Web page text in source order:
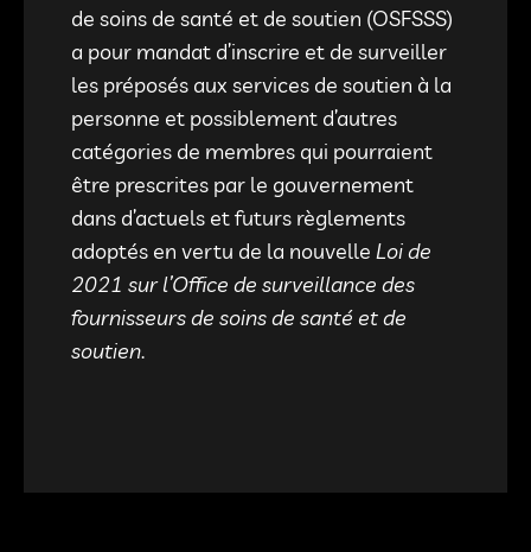
de soins de santé et de soutien (OSFSSS)
a pour mandat d’inscrire et de surveiller
les préposés aux services de soutien à la
personne et possiblement d’autres
catégories de membres qui pourraient
être prescrites par le gouvernement
dans d’actuels et futurs règlements
adoptés en vertu de la nouvelle Loi de
2021 sur l’Office de surveillance des
fournisseurs de soins de santé et de
soutien.